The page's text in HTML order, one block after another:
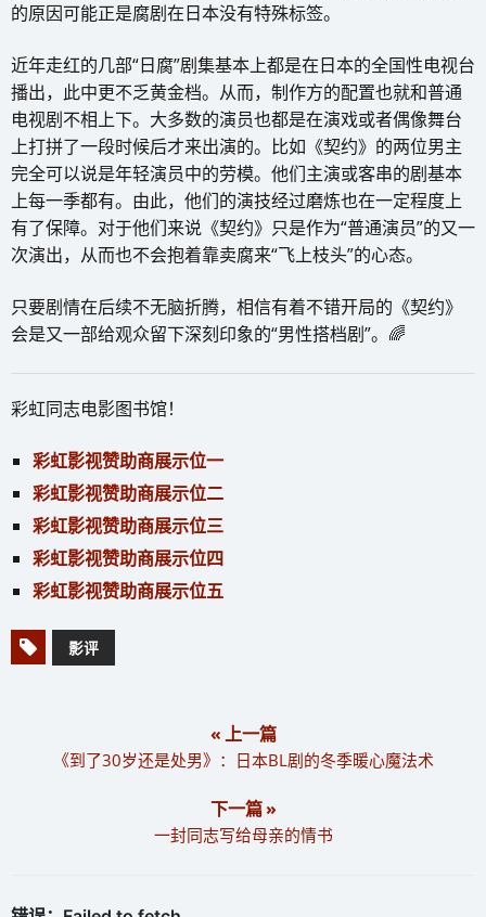
的原因可能正是腐剧在日本没有特殊标签。
近年走红的几部“日腐”剧集基本上都是在日本的全国性电视台
播出，此中更不乏黄金档。从而，制作方的配置也就和普通
电视剧不相上下。大多数的演员也都是在演戏或者偶像舞台
上打拼了一段时候后才来出演的。比如《契约》的两位男主
完全可以说是年轻演员中的劳模。他们主演或客串的剧基本
上每一季都有。由此，他们的演技经过磨炼也在一定程度上
有了保障。对于他们来说《契约》只是作为“普通演员”的又一
次演出，从而也不会抱着靠卖腐来“飞上枝头”的心态。
只要剧情在后续不无脑折腾，相信有着不错开局的《契约》
会是又一部给观众留下深刻印象的“男性搭档剧”。🌈
彩虹同志电影图书馆！
彩虹影视赞助商展示位一
彩虹影视赞助商展示位二
彩虹影视赞助商展示位三
彩虹影视赞助商展示位四
彩虹影视赞助商展示位五
影评
« 上一篇
《到了30岁还是处男》：日本BL剧的冬季暖心魔法术
下一篇 »
一封同志写给母亲的情书